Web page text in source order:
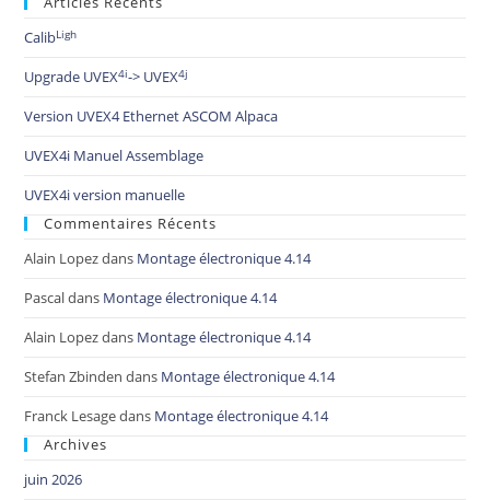
CalibLigh
Upgrade UVEX4i-> UVEX4j
Version UVEX4 Ethernet ASCOM Alpaca
UVEX4i Manuel Assemblage
UVEX4i version manuelle
Commentaires Récents
Alain Lopezdans Montage électronique 4.14
Pascaldans Montage électronique 4.14
Alain Lopezdans Montage électronique 4.14
Stefan Zbinden dans Montage électronique 4.14
Franck Lesagedans Montage électronique 4.14
Archives
juin 2026